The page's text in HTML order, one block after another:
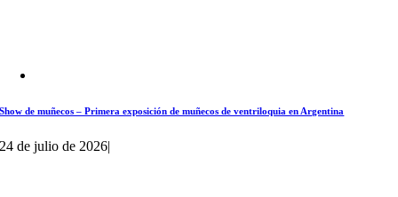
Show de muñecos – Primera exposición de muñecos de ventriloquia en Argentina
24 de julio de 2026|